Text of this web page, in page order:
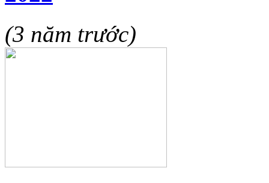
(3 năm trước)